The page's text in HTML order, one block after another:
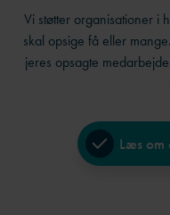
Vi støtter organisationer i
skal opsige få eller
jeres opsagte
Læs om